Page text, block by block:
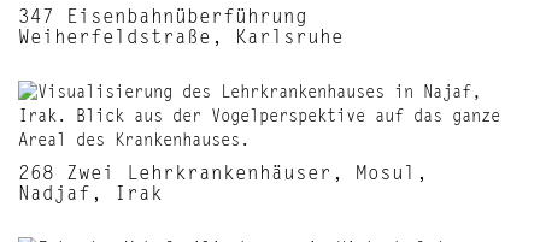
347 Eisenbahnüberführung
Weiherfeldstraße, Karlsruhe
268 Zwei Lehrkrankenhäuser, Mosul,
Nadjaf, Irak